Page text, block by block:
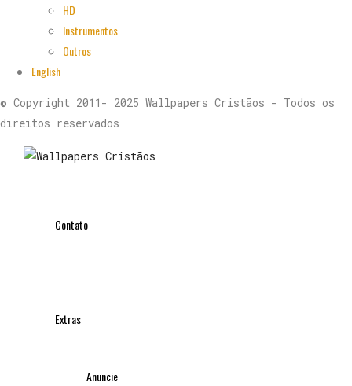
HD
Instrumentos
Outros
English
© Copyright 2011- 2025 Wallpapers Cristãos - Todos os
direitos reservados
Contato
Extras
Anuncie